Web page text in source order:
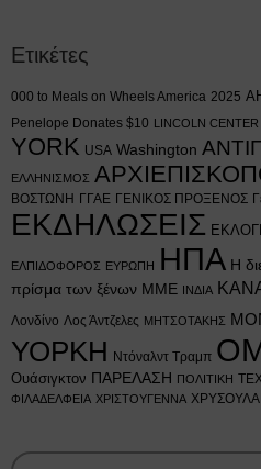
Ετικέτες
000 to Meals on Wheels America 2025
Penelope Donates $10 LINCOLN CENTER
YORK USA Washington
ΕΛΛΗΝΙΣΜΟΣ
ΒΟΣΤΩΝΗ ΓΓΑΕ ΓΕΝΙΚΟΣ ΠΡΟΞΕΝΟΣ
ΕΚΔΗΛΩΣΕΙΣ
ΕΛΠΙΔΟΦΟΡΟΣ ΕΥΡΩΠΗ ΗΠΑ Η
πρίσμα των ξένων ΜΜΕ ΙΝΔΙΑ
Λονδίνο Λος Άντζελες ΜΗΤΣΟΤΑΚΗΣ
ΥΟΡΚΗ Ντόναλντ Τραμπ
Ουάσιγκτον ΠΑΡΕΛΑΣΗ ΠΟΛΙΤΙΚΗ
ΦΙΛΑΔΕΛΦΕΙΑ ΧΡΙΣΤΟΥΓΕΝΝΑ